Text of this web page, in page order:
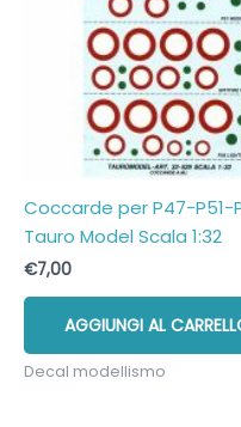
Coccarde per P47-P51-
Tauro Model Scala 1:32
€7,00
AGGIUNGI AL
Decal modellismo